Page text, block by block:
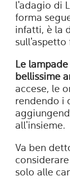
l'adagio di
forma
infatti, è la
sull'aspetto
Le
bellissime
accese, le
rendendo i
all'insieme.
Va ben
solo alle